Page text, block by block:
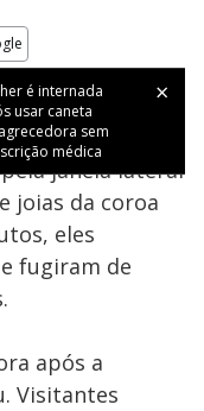
é internada
usar caneta
sem
médica
no Museu
janela lateral
joias da coroa
eles
fugiram de
após a
Visitantes